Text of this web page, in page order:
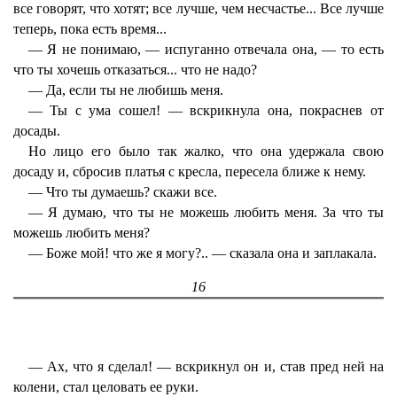
все говорят, что хотят; все лучше, чем несчастье... Все лучше
теперь, пока есть время...
— Я не понимаю, — испуганно отвечала она, — то есть
что ты хочешь отказаться... что не надо?
— Да, если ты не любишь меня.
— Ты с ума сошел! — вскрикнула она, покраснев от
досады.
Но лицо его было так жалко, что она удержала свою
досаду и, сбросив платья с кресла, пересела ближе к нему.
— Что ты думаешь? скажи все.
— Я думаю, что ты не можешь любить меня. За что ты
можешь любить меня?
— Боже мой! что же я могу?.. — сказала она и заплакала.
16
— Ах, что я сделал! — вскрикнул он и, став пред ней на
колени, стал целовать ее руки.